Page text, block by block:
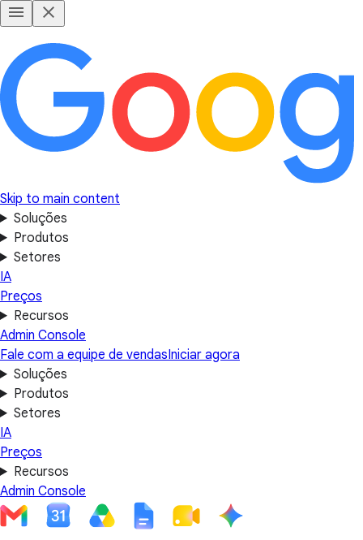
Skip to main content
Soluções
Produtos
Setores
IA
Preços
Recursos
Admin Console
Fale com a equipe de vendasIniciar agora
Soluções
Produtos
Setores
IA
Preços
Recursos
Admin Console